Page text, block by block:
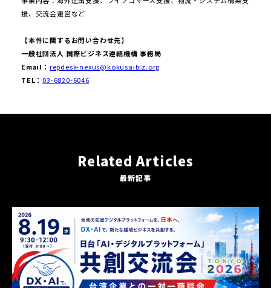
援、交流会運営など
【本件に関するお問い合わせ先】
一般社団法人 国際ビジネス連結機構 事務局
Email： repdesk-nexus@kokusaibiz.org
TEL： 03-6820-6046
Related Articles
最新記事